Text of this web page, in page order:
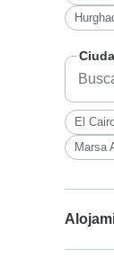
El
Marsa